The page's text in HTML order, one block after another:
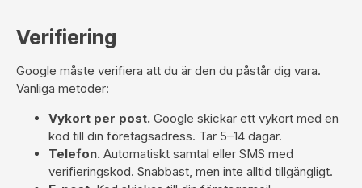
Verifiering
Google måste verifiera att du är den du påstår dig vara.
Vanliga metoder:
Vykort per post. Google skickar ett vykort med en
kod till din företagsadress. Tar 5–14 dagar.
Telefon. Automatiskt samtal eller SMS med
verifieringskod. Snabbast, men inte alltid tillgängligt.